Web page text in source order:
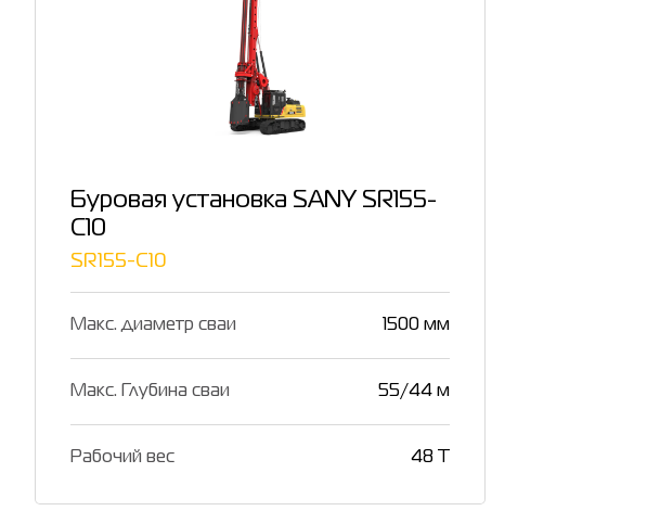
Буровая установка SANY SR155-
C10
SR155-C10
Макс. диаметр сваи 1500 мм
Макс. Глубина сваи 55/44 м
Рабочий вес 48 T